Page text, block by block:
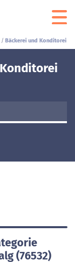
Bäckerei und Konditorei
(76532)